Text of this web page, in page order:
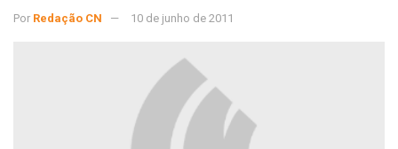
Por Redação CN 10 de junho de 2011